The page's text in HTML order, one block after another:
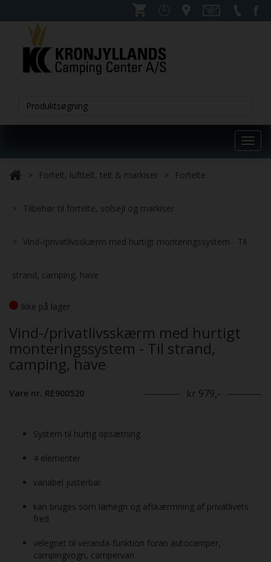
Fortelt, lufttelt, telt & markiser Fortelte
Tilbehør til fortelte, solsejl og markiser
Vind-/privatlivsskærm med hurtigt monteringssystem - Til
strand, camping, have
Ikke på lager
Vind-/privatlivsskærm med hurtigt
monteringssystem - Til strand,
camping, have
Vare nr. RE900520 kr 979,-
System til hurtig opsætning
4 elementer
variabel justerbar
kan bruges som læhegn og afskærmning af privatlivets
fred
velegnet til veranda-funktion foran autocamper,
campingvogn, campervan